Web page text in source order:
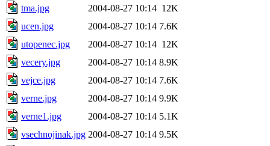
tma.jpg
2004-08-27 10:14 12K
ucen.jpg
2004-08-27 10:14 7.6K
utopenec.jpg
2004-08-27 10:14 12K
vecery.jpg
2004-08-27 10:14 8.9K
vejce.jpg
2004-08-27 10:14 7.6K
verne.jpg
2004-08-27 10:14 9.9K
verne1.jpg
2004-08-27 10:14 5.1K
vsechnojinak.jpg 2004-08-27 10:14 9.5K